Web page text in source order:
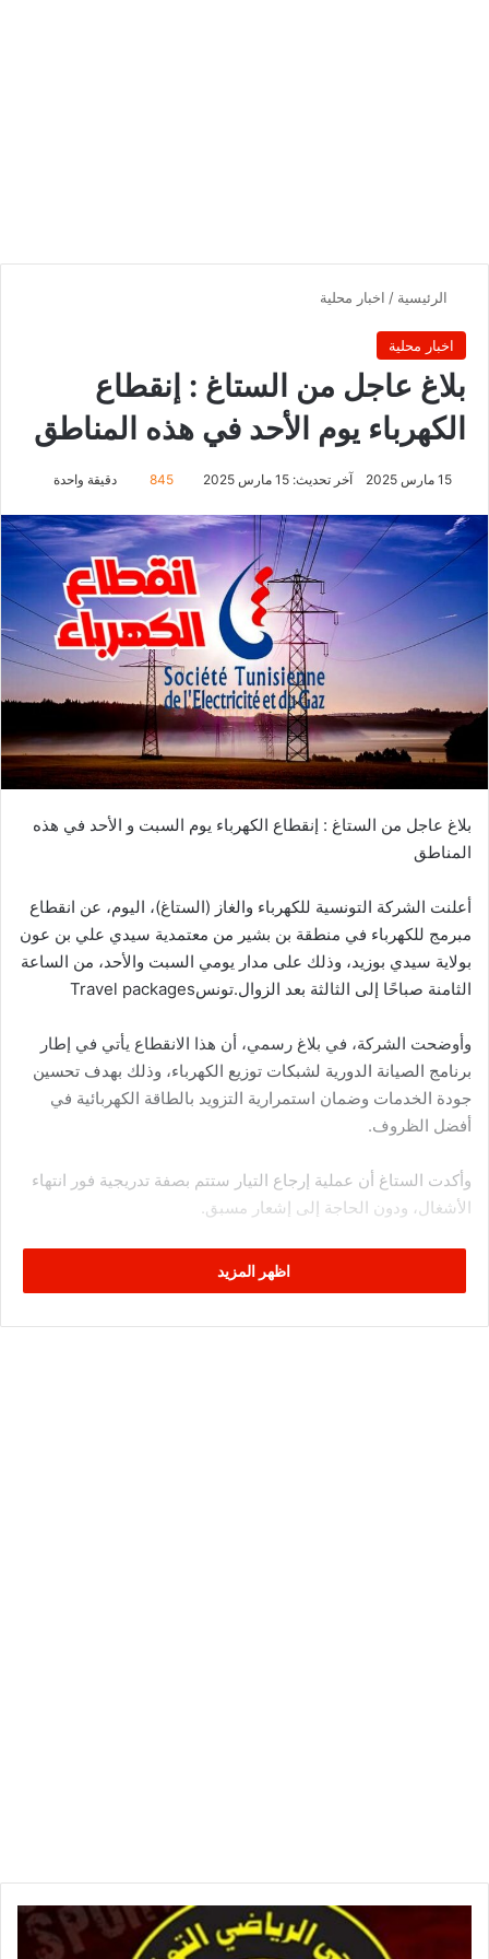
الرئيسية / اخبار محلية
اخبار محلية
بلاغ عاجل من الستاغ : إنقطاع
الكهرباء يوم الأحد في هذه المناطق
15 مارس 2025 آخر تحديث: 15 مارس 2025 845 دقيقة واحدة
بلاغ عاجل من الستاغ : إنقطاع الكهرباء يوم السبت و الأحد في هذه
المناطق
أعلنت الشركة التونسية للكهرباء والغاز (الستاغ)، اليوم، عن انقطاع
مبرمج للكهرباء في منطقة بن بشير من معتمدية سيدي علي بن عون
بولاية سيدي بوزيد، وذلك على مدار يومي السبت والأحد، من الساعة
الثامنة صباحًا إلى الثالثة بعد الزوال.تونس‎ Travel packages
وأوضحت الشركة، في بلاغ رسمي، أن هذا الانقطاع يأتي في إطار
برنامج الصيانة الدورية لشبكات توزيع الكهرباء، وذلك بهدف تحسين
جودة الخدمات وضمان استمرارية التزويد بالطاقة الكهربائية في
أفضل الظروف.
وأكدت الستاغ أن عملية إرجاع التيار ستتم بصفة تدريجية فور انتهاء
الأشغال، ودون الحاجة إلى إشعار مسبق.
ودعت الشركة حرفاءها في المنطقة المعنية إلى اتخاذ الاحتياطات
اللازمة خلال فترة الانقطاع، مشددة على أهمية هذه الأشغال في
اظهر المزيد